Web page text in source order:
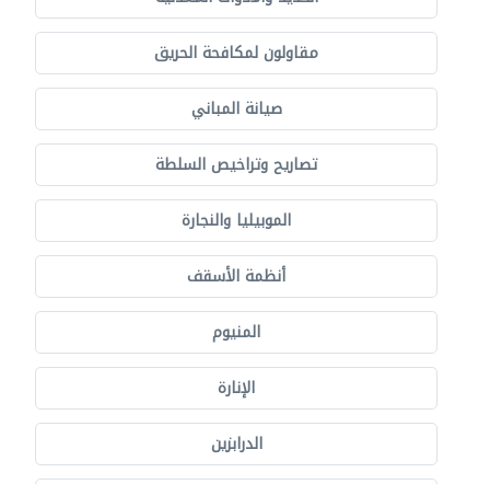
مقاولون لمكافحة الحريق
صيانة المباني
تصاريح وتراخيص السلطة
الموبيليا والنجارة
أنظمة الأسقف
المنيوم
الإنارة
الدرابزين